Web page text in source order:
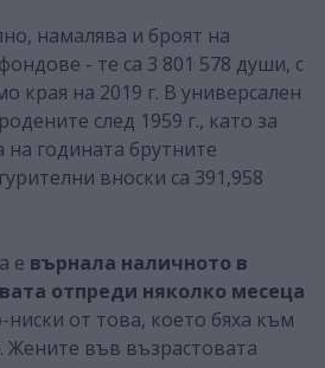
намалява и броят на
- те са 3 801 578 души, с
края на 2019 г. В универсален
след 1959 г., като за
годината брутните
вноски са 391,958
е върнала наличното в
отпреди няколко месеца
от това, което бяха към
Жените във възрастовата